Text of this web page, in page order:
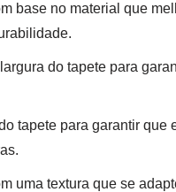
base no material que
do tapete para
tapete para garantir
uma textura que se